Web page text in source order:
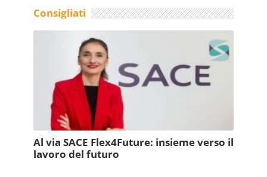
Consigliati
Al via SACE Flex4Future: insieme verso il
lavoro del futuro